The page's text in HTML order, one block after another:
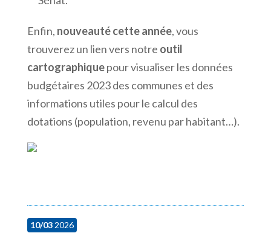
Enfin, nouveauté cette année, vous
trouverez un lien vers notre outil
cartographiquepour visualiser les données
budgétaires 2023 des communes et des
informations utiles pour le calcul des
dotations (population, revenu par habitant…).
10/032026